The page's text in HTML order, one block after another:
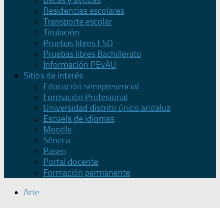
Residencias escolares
Transporte escolar
Titulación
Pruebas libres ESO
Pruebas libres Bachillerato
Información PEvAU
Sitios de interés
Educación semipresencial
Formación Profesional
Universidad distrito único andaluz
Escuela de idiomas
Moodle
Séneca
Pasen
Portal docente
Formación permanente
Arte